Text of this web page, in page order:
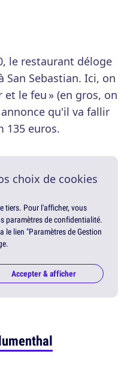
le restaurant déloge
San Sebastian. Ici, on
le feu » (en gros, on
qu'il va fallir
135 euros.
choix de cookies
tiers. Pour l'afficher, vous
paramètres de confidentialité.
le lien "Paramètres de Gestion
Accepter & afficher